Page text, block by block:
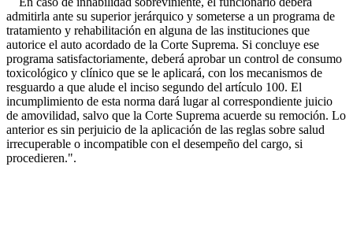
admitirla ante su superior jerárquico y someterse a un programa de
tratamiento y rehabilitación en alguna de las instituciones que
autorice el auto acordado de la Corte Suprema. Si concluye ese
programa satisfactoriamente, deberá aprobar un control de consumo
toxicológico y clínico que se le aplicará, con los mecanismos de
resguardo a que alude el inciso segundo del artículo 100. El
incumplimiento de esta norma dará lugar al correspondiente juicio
de amovilidad, salvo que la Corte Suprema acuerde su remoción. Lo
anterior es sin perjuicio de la aplicación de las reglas sobre salud
irrecuperable o incompatible con el desempeño del cargo, si
procedieren.".